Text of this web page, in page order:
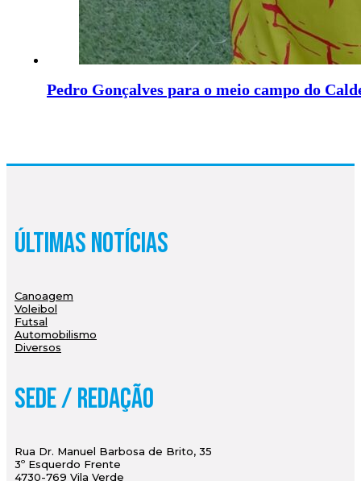
Pedro Gonçalves para o meio campo do
Últimas Notícias
Canoagem
Voleibol
Futsal
Automobilismo
Diversos
Sede / Redação
Rua Dr. Manuel Barbosa de Brito, 35
3º Esquerdo Frente
4730-769 Vila Verde